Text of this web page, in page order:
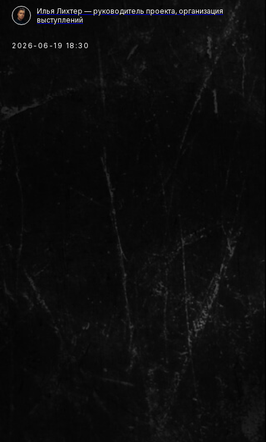
Илья Лихтер — руководитель проекта, организация
выступлений
2026-06-19 18:30